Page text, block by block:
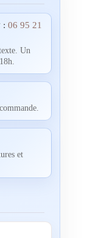
: 06 95 21
Un
et